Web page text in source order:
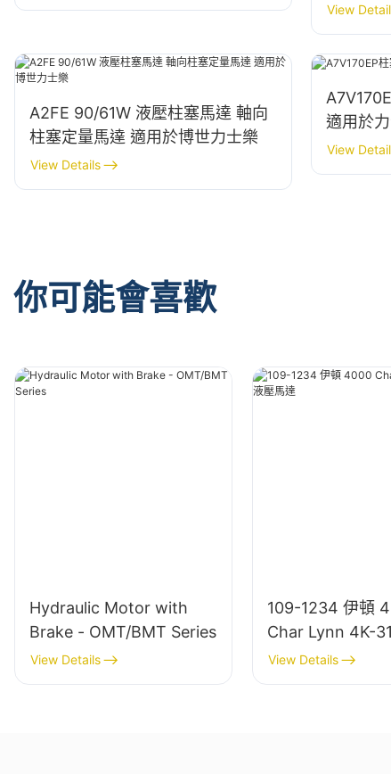
View
A2FE 90/61W 液壓柱塞馬達 軸向
柱塞定量馬達 適用於博世力士樂
View Details
適用於
View
你可能會喜歡
Hydraulic Motor with
Brake - OMT/BMT Series
View Details
109-1234 伊頓
Char Lynn 4K-
達
View Details